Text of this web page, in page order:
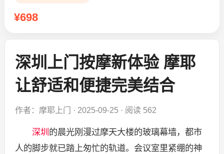
¥698
深圳上门按摩新体验 摩耶
让舒适和便捷完美结合
作者：摩耶上门 · 2025-09-25 · 阅读 562
深圳 的晨光刚漫过摩天大楼的玻璃幕墙，都市
人的脚步就已踏上匆忙的轨道。会议室里紧绷的神